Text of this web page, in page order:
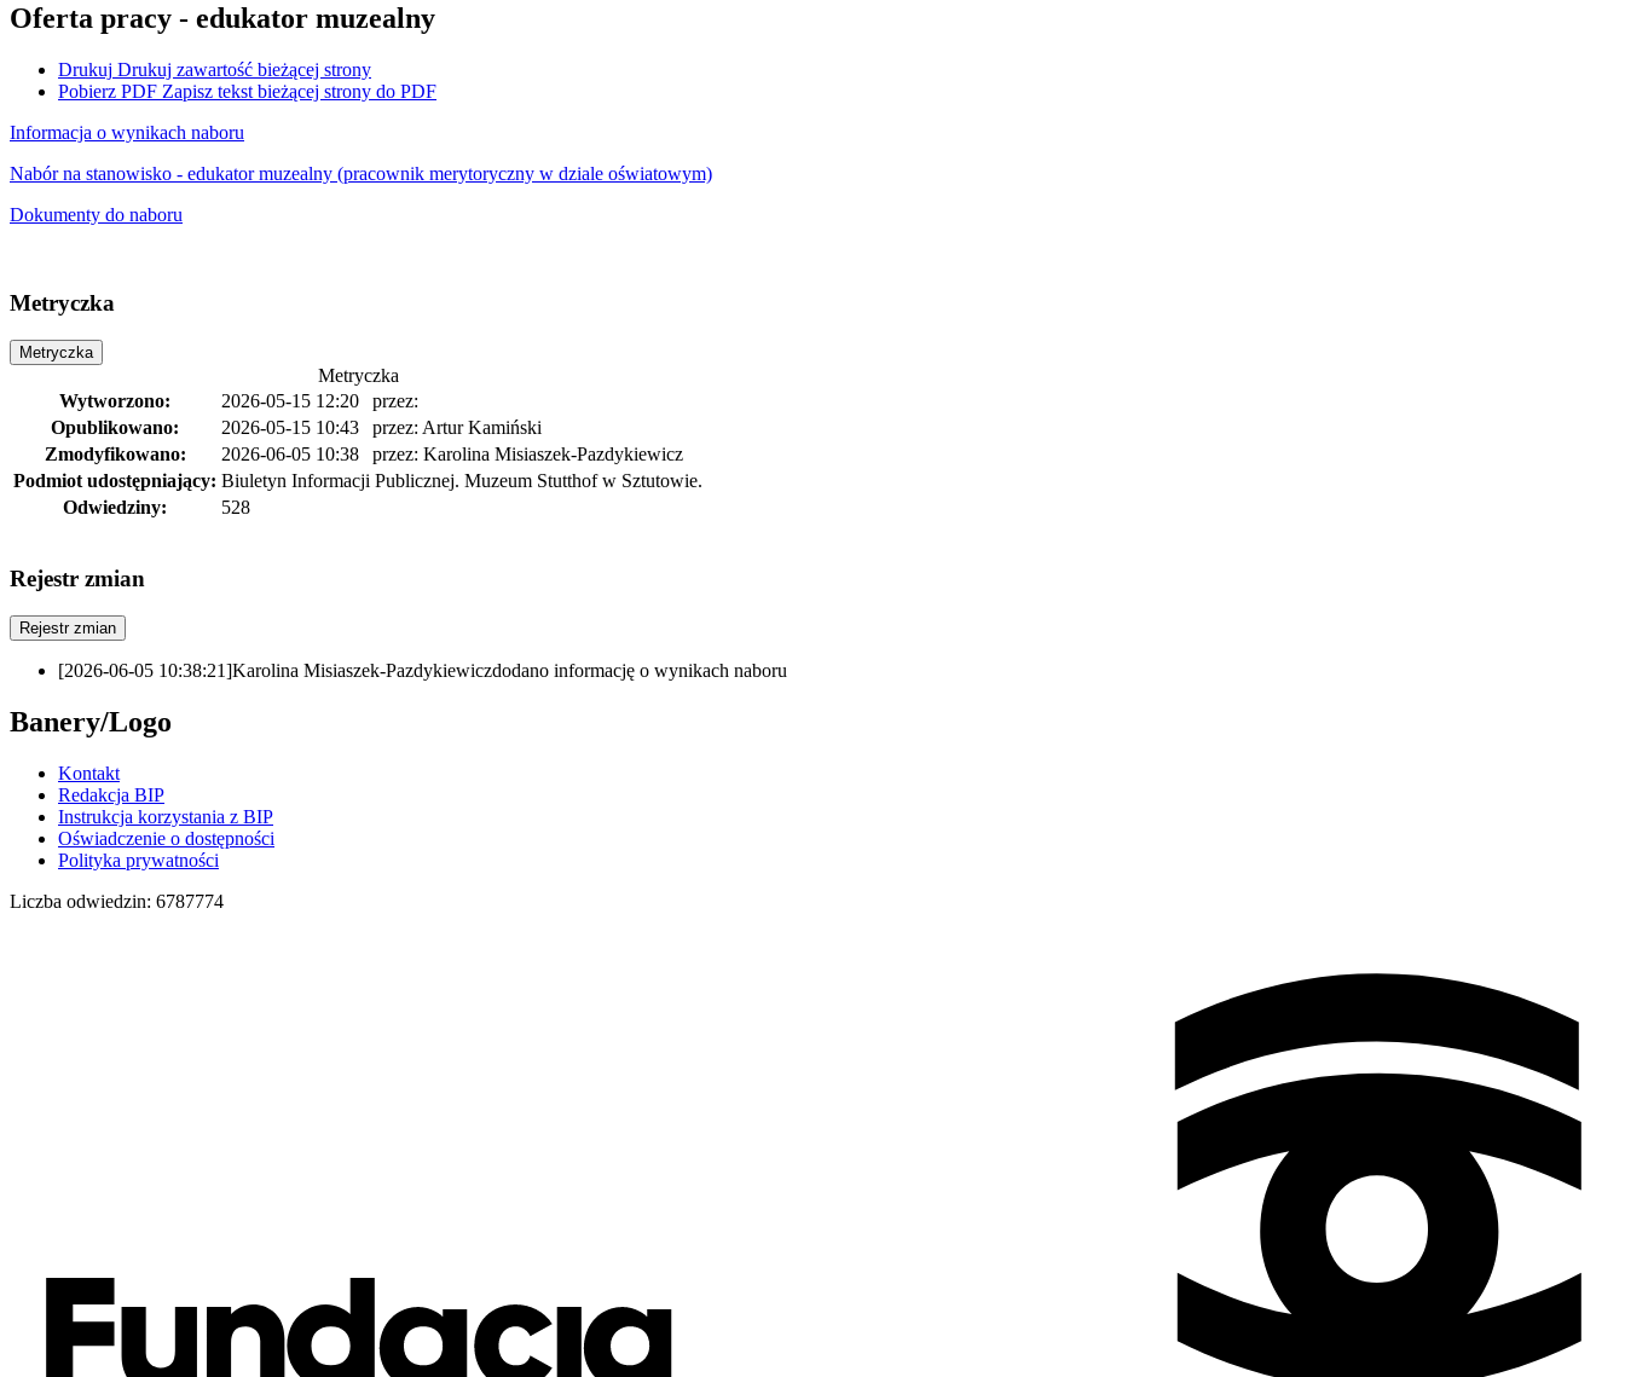
Oferta pracy - edukator muzealny
Drukuj Drukuj zawartość bieżącej strony
Pobierz PDF Zapisz tekst bieżącej strony do PDF
Informacja o wynikach naboru
Nabór na stanowisko - edukator muzealny (pracownik merytoryczny w dziale oświatowym)
Dokumenty do naboru
Metryczka
Metryczka
Metryczka
Wytworzono:
2026-05-15 12:20
przez:
Opublikowano:
2026-05-15 10:43 przez: Artur Kamiński
Zmodyfikowano:
2026-06-05 10:38 przez: Karolina Misiaszek-Pazdykiewicz
Podmiot udostępniający: Biuletyn Informacji Publicznej. Muzeum Stutthof w Sztutowie.
Odwiedziny:
528
Rejestr zmian
Rejestr zmian
[2026-06-05 10:38:21]Karolina Misiaszek-Pazdykiewiczdodano informację o wynikach naboru
Banery/Logo
Kontakt
Redakcja BIP
Instrukcja korzystania z BIP
Oświadczenie o dostępności
Polityka prywatności
Liczba odwiedzin: 6787774